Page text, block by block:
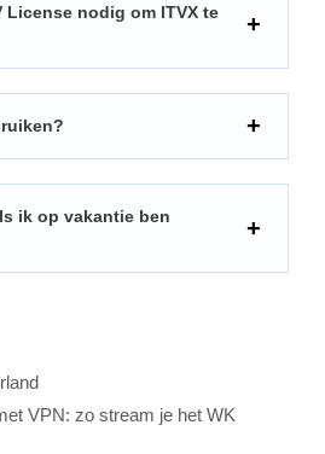
License nodig om ITVX te
ik op vakantie ben
VPN: zo stream je het WK